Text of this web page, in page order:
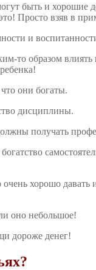
быть и хорошие
Просто взяв в
и
то образом
они богаты.
дисциплины.
получать
хорошо давать
оно небольшое!
дороже денег!